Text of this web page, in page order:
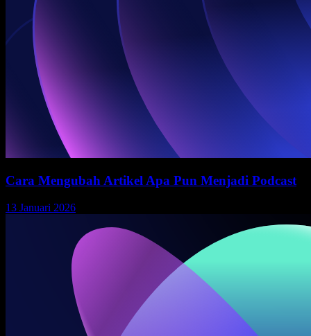
Cara Mengubah Artikel Apa Pun Menjadi Podcast
13 Januari 2026